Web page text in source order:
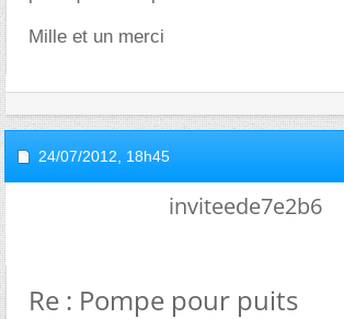
Mille et un merci
24/07/2012, 18h45
inviteede7e2b6
Re : Pompe pour puits